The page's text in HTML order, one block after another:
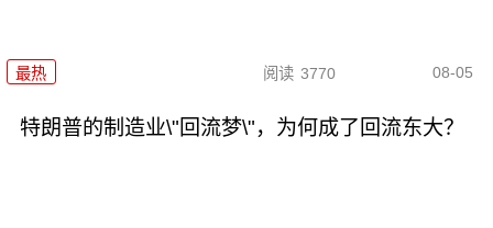
最热 阅读 3770 08-05
特朗普的制造业\"回流梦\"，为何成了回流东大？